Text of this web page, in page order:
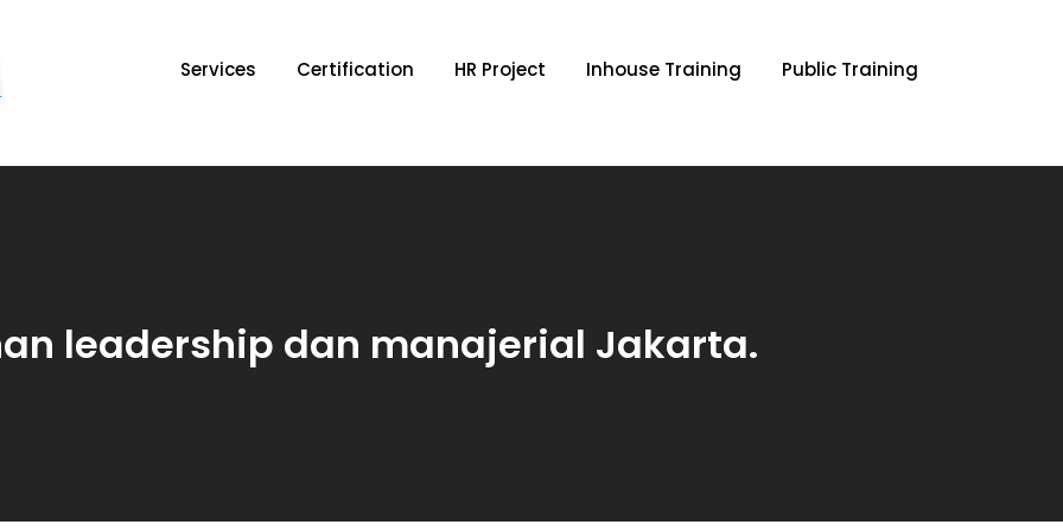
Services Certification HR Project Inhouse Training Public Training
leadership dan manajerial Jakarta.